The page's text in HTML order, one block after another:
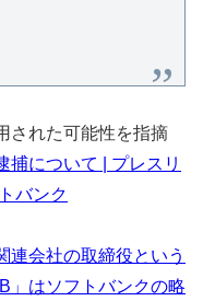
された可能性を指摘
捕について | プレスリ
バンク
連会社の取締役という
はソフトバンクの略